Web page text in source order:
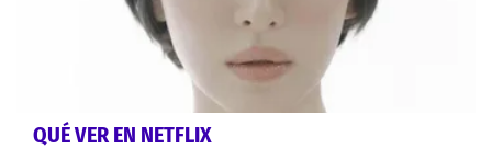
QUÉ VER EN NETFLIX